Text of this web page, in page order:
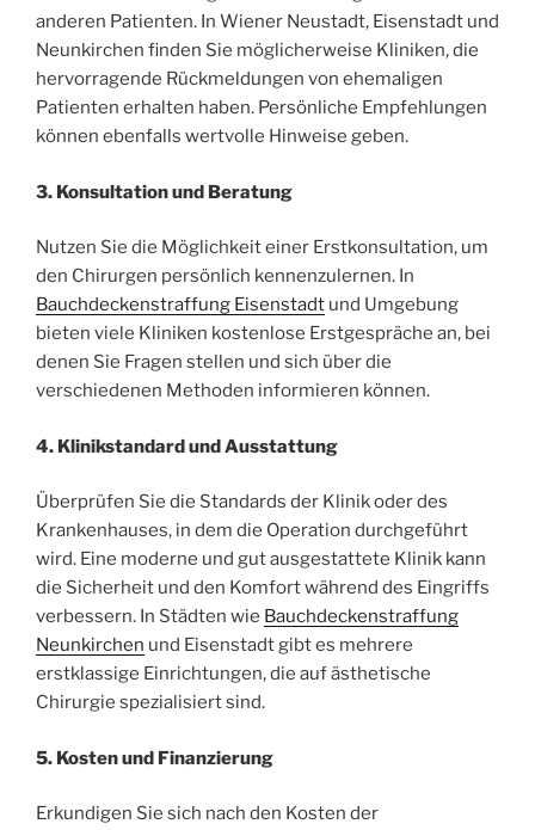
anderen Patienten. In Wiener Neustadt, Eisenstadt und
Neunkirchen finden Sie möglicherweise Kliniken, die
hervorragende Rückmeldungen von ehemaligen
Patienten erhalten haben. Persönliche Empfehlungen
können ebenfalls wertvolle Hinweise geben.
3. Konsultation und Beratung
Nutzen Sie die Möglichkeit einer Erstkonsultation, um
den Chirurgen persönlich kennenzulernen. In
Bauchdeckenstraffung Eisenstadt und Umgebung
bieten viele Kliniken kostenlose Erstgespräche an, bei
denen Sie Fragen stellen und sich über die
verschiedenen Methoden informieren können.
4. Klinikstandard und Ausstattung
Überprüfen Sie die Standards der Klinik oder des
Krankenhauses, in dem die Operation durchgeführt
wird. Eine moderne und gut ausgestattete Klinik kann
die Sicherheit und den Komfort während des Eingriffs
verbessern. In Städten wie Bauchdeckenstraffung
Neunkirchen und Eisenstadt gibt es mehrere
erstklassige Einrichtungen, die auf ästhetische
Chirurgie spezialisiert sind.
5. Kosten und Finanzierung
Erkundigen Sie sich nach den Kosten der